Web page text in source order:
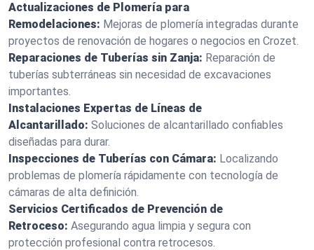
Actualizaciones de Plomería para
Remodelaciones: Mejoras de plomería integradas durante
proyectos de renovación de hogares o negocios en Crozet.
Reparaciones de Tuberías sin Zanja: Reparación de
tuberías subterráneas sin necesidad de excavaciones
importantes.
Instalaciones Expertas de Líneas de
Alcantarillado: Soluciones de alcantarillado confiables
diseñadas para durar.
Inspecciones de Tuberías con Cámara: Localizando
problemas de plomería rápidamente con tecnología de
cámaras de alta definición.
Servicios Certificados de Prevención de
Retroceso: Asegurando agua limpia y segura con
protección profesional contra retrocesos.